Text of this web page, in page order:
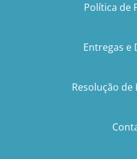
Política de
Entregas e
Resolução